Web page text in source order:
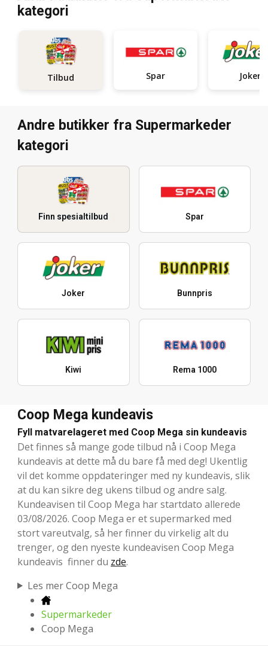
kategori
Tilbud Spar Joker
Andre butikker fra Supermarkeder
kategori
Finn spesialtilbud Spar
Joker Bunnpris
Kiwi Rema 1000
Coop Mega kundeavis
Fyll matvarelageret med Coop Mega sin kundeavis
Det finnes så mange gode tilbud nå i Coop Mega
kundeavis at dette må du bare få med deg! Ukentlig
vil det komme oppdateringer med ny kundeavis, slik
at du kan sikre deg ukens tilbud og andre salg.
Kundeavisen til Coop Mega har startdato allerede
03/08/2026. Coop Mega er et supermarked med
stort vareutvalg, så her finner du virkelig alt du
trenger, og den nyeste kundeavisen Coop Mega
kundeavis finner du zde.
Les mer Coop Mega
Supermarkeder
Coop Mega